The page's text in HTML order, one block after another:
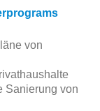
von
Sanierung von